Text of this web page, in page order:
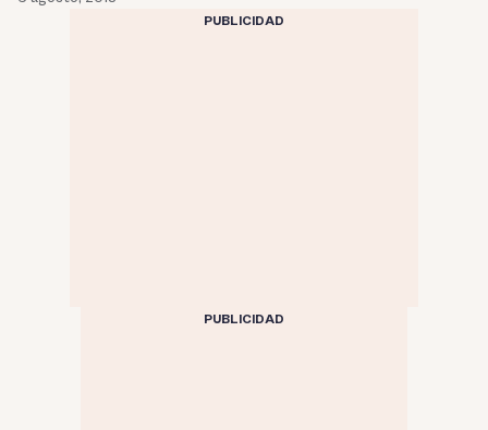
PUBLICIDAD
PUBLICIDAD